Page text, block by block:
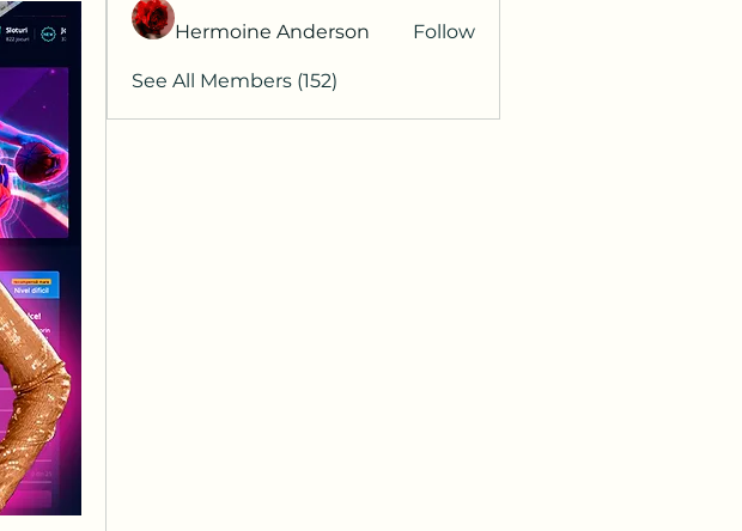
Hermoine Anderson Follow
See All Members (152)